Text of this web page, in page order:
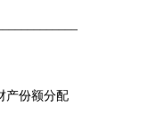
产份额分配